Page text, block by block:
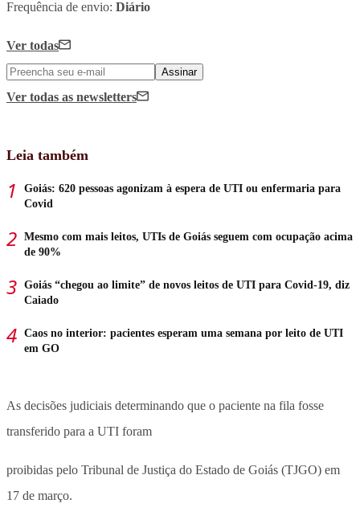
Frequência de envio: Diário
Ver todas
Assinar
Ver todas as newsletters
Leia também
Goiás: 620 pessoas agonizam à espera de UTI ou enfermaria para
Covid
Mesmo com mais leitos, UTIs de Goiás seguem com ocupação acima
de 90%
Goiás “chegou ao limite” de novos leitos de UTI para Covid-19, diz
Caiado
Caos no interior: pacientes esperam uma semana por leito de UTI
em GO
As decisões judiciais determinando que o paciente na fila fosse
transferido para a UTI foram
proibidas pelo Tribunal de Justiça do Estado de Goiás (TJGO) em
17 de março.